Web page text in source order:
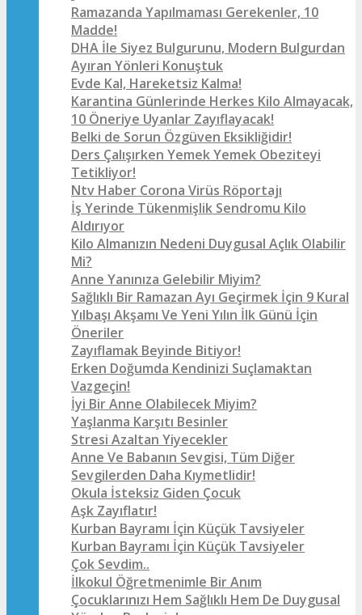
Ramazanda Yapılmaması Gerekenler, 10
Madde!
DHA İle Siyez Bulgurunu, Modern Bulgurdan
Ayıran Yönleri Konuştuk
Evde Kal, Hareketsiz Kalma!
Karantina Günlerinde Herkes Kilo Almayacak,
10 Öneriye Uyanlar Zayıflayacak!
Belki de Sorun Özgüven Eksikliğidir!
Ders Çalışırken Yemek Yemek Obeziteyi
Tetikliyor!
Ntv Haber Corona Virüs Röportajı
İş Yerinde Tükenmişlik Sendromu Kilo
Aldırıyor
Kilo Almanızın Nedeni Duygusal Açlık Olabilir
Mi?
Anne Yanınıza Gelebilir Miyim?
Sağlıklı Bir Ramazan Ayı Geçirmek İçin 9 Kural
Yılbaşı Akşamı Ve Yeni Yılın İlk Günü İçin
Öneriler
Zayıflamak Beyinde Bitiyor!
Erken Doğumda Kendinizi Suçlamaktan
Vazgeçin!
İyi Bir Anne Olabilecek Miyim?
Yaşlanma Karşıtı Besinler
Stresi Azaltan Yiyecekler
Anne Ve Babanın Sevgisi, Tüm Diğer
Sevgilerden Daha Kıymetlidir!
Okula İsteksiz Giden Çocuk
Aşk Zayıflatır!
Kurban Bayramı İçin Küçük Tavsiyeler
Kurban Bayramı İçin Küçük Tavsiyeler
Çok Sevdim..
İlkokul Öğretmenimle Bir Anım
Çocuklarınızı Hem Sağlıklı Hem De Duygusal